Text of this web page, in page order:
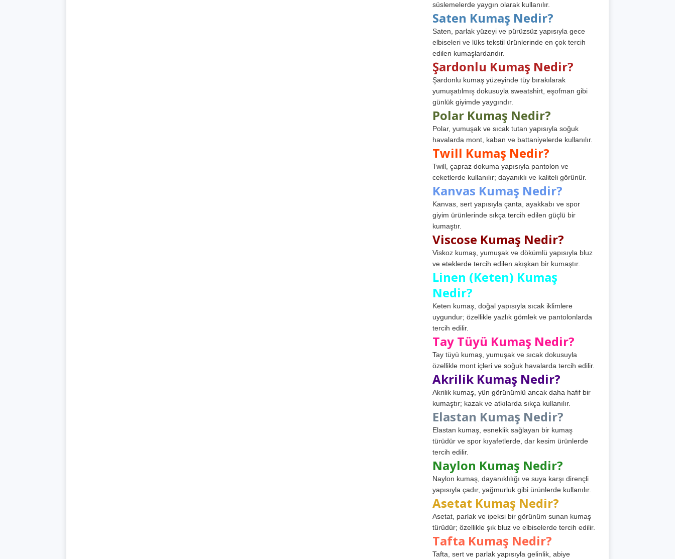
süslemelerde yaygın olarak kullanılır.
Saten Kumaş Nedir?
Saten, parlak yüzeyi ve pürüzsüz yapısıyla gece
elbiseleri ve lüks tekstil ürünlerinde en çok tercih
edilen kumaşlardandır.
Şardonlu Kumaş Nedir?
Şardonlu kumaş yüzeyinde tüy bırakılarak
yumuşatılmış dokusuyla sweatshirt, eşofman gibi
günlük giyimde yaygındır.
Polar Kumaş Nedir?
Polar, yumuşak ve sıcak tutan yapısıyla soğuk
havalarda mont, kaban ve battaniyelerde kullanılır.
Twill Kumaş Nedir?
Twill, çapraz dokuma yapısıyla pantolon ve
ceketlerde kullanılır; dayanıklı ve kaliteli görünür.
Kanvas Kumaş Nedir?
Kanvas, sert yapısıyla çanta, ayakkabı ve spor
giyim ürünlerinde sıkça tercih edilen güçlü bir
kumaştır.
Viscose Kumaş Nedir?
Viskoz kumaş, yumuşak ve dökümlü yapısıyla bluz
ve eteklerde tercih edilen akışkan bir kumaştır.
Linen (Keten) Kumaş
Nedir?
Keten kumaş, doğal yapısıyla sıcak iklimlere
uygundur; özellikle yazlık gömlek ve pantolonlarda
tercih edilir.
Tay Tüyü Kumaş Nedir?
Tay tüyü kumaş, yumuşak ve sıcak dokusuyla
özellikle mont içleri ve soğuk havalarda tercih edilir.
Akrilik Kumaş Nedir?
Akrilik kumaş, yün görünümlü ancak daha hafif bir
kumaştır; kazak ve atkılarda sıkça kullanılır.
Elastan Kumaş Nedir?
Elastan kumaş, esneklik sağlayan bir kumaş
türüdür ve spor kıyafetlerde, dar kesim ürünlerde
tercih edilir.
Naylon Kumaş Nedir?
Naylon kumaş, dayanıklılığı ve suya karşı dirençli
yapısıyla çadır, yağmurluk gibi ürünlerde kullanılır.
Asetat Kumaş Nedir?
Asetat, parlak ve ipeksi bir görünüm sunan kumaş
türüdür; özellikle şık bluz ve elbiselerde tercih edilir.
Tafta Kumaş Nedir?
Tafta, sert ve parlak yapısıyla gelinlik, abiye